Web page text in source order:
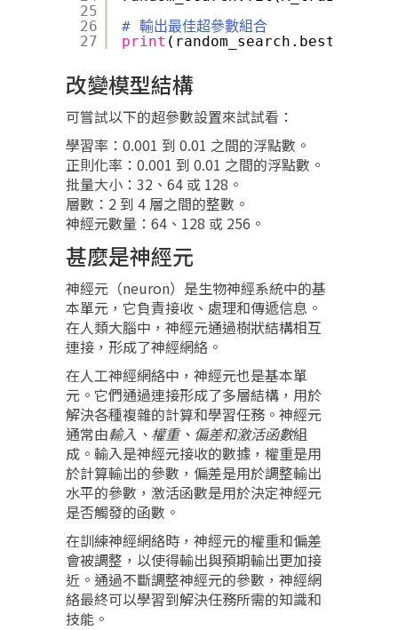
25
26
27
# 輸出最佳超參數組合
print
改變模型結構
可嘗試以下的超參數設置來試試看：
學習率：0.001 到 0.01 之間的浮點數。
正則化率：0.001 到 0.01 之間的浮點數。
批量大小：32、64 或 128。
層數：2 到 4 層之間的整數。
神經元數量：64、128 或 256。
甚麼是神經元
神經元（neuron）是生物神經系統中的基
本單元，它負責接收、處理和傳遞信息。
在人類大腦中，神經元通過樹狀結構相互
連接，形成了神經網絡。
在人工神經網絡中，神經元也是基本單
元。它們通過連接形成了多層結構，用於
解決各種複雜的計算和學習任務。神經元
通常由輸入、權重、偏差和激活函數組
成。輸入是神經元接收的數據，權重是用
於計算輸出的參數，偏差是用於調整輸出
水平的參數，激活函數是用於決定神經元
是否觸發的函數。
在訓練神經網絡時，神經元的權重和偏差
會被調整，以使得輸出與預期輸出更加接
近。通過不斷調整神經元的參數，神經網
絡最終可以學習到解決任務所需的知識和
技能。